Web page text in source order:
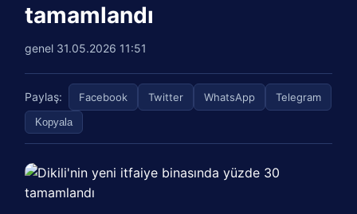
tamamlandı
genel 31.05.2026 11:51
Paylaş: Facebook Twitter WhatsApp Telegram
Kopyala